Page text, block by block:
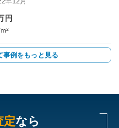
円
事例をもっと見る
定なら